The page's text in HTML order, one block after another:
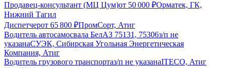
Продавец-консультант (МЦ Цум)от 50 000 ₽Орматек, ГК,
Нижний Тагил
Диспетчерот 65 800 ₽ПромCорт, Атиг
Водитель автосамосвала БелАЗ 75131, 75306з/п не
указанаСУЭК, Сибирская Угольная Энергетическая
Компания, Атиг
Водитель грузового транспортаз/п не указанаITECO, Атиг